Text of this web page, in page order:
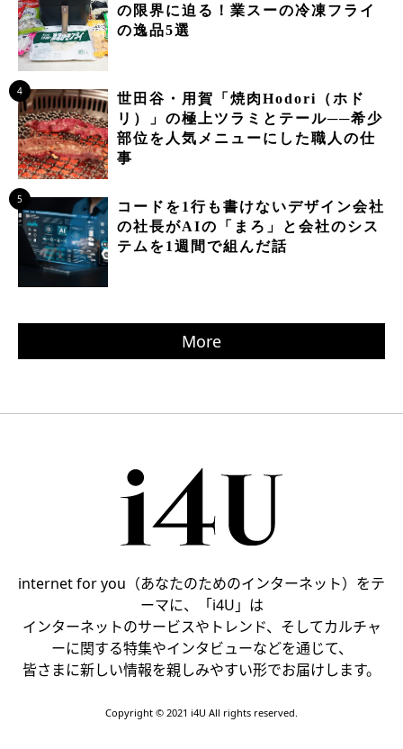
の限界に迫る！業スーの冷凍フライ
の逸品5選
4
世田谷・用賀「焼肉Hodori（ホド
リ）」の極上ツラミとテール──希少
部位を人気メニューにした職人の仕
事
5
コードを1行も書けないデザイン会社
の社長がAIの「まろ」と会社のシス
テムを1週間で組んだ話
More
internet for you（あなたのためのインターネット）をテ
ーマに、「i4U」は
インターネットのサービスやトレンド、そしてカルチャ
ーに関する特集やインタビューなどを通じて、
皆さまに新しい情報を親しみやすい形でお届けします。
Copyright © 2021 i4U All rights reserved.